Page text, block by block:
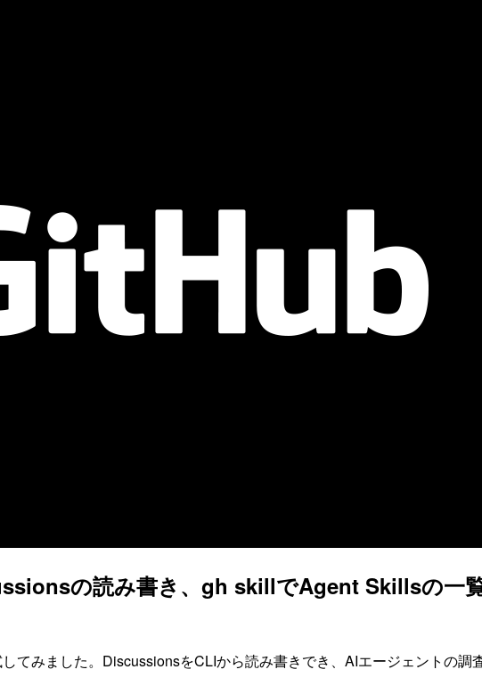
の読み書き、gh skillでAgent Skillsの一
みました。DiscussionsをCLIから読み書きでき、AIエージェントの調